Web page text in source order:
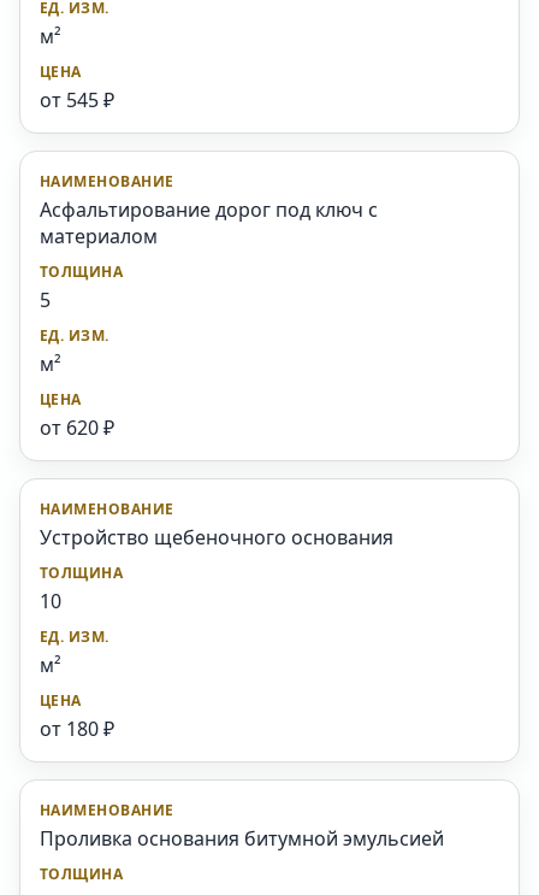
м²
от 545 ₽
Асфальтирование дорог под ключ с
материалом
5
м²
от 620 ₽
Устройство щебеночного основания
10
м²
от 180 ₽
Проливка основания битумной эмульсией